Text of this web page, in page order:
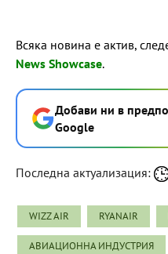
Всяка новина е актив,
News Showcase.
Добави ни в
Google
Последна актуализация:
WIZZ AIR RYANAIR
АВИАЦИОННА ИНДУСТРИЯ